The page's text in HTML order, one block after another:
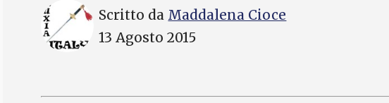
Scritto da Maddalena Cioce
13 Agosto 2015